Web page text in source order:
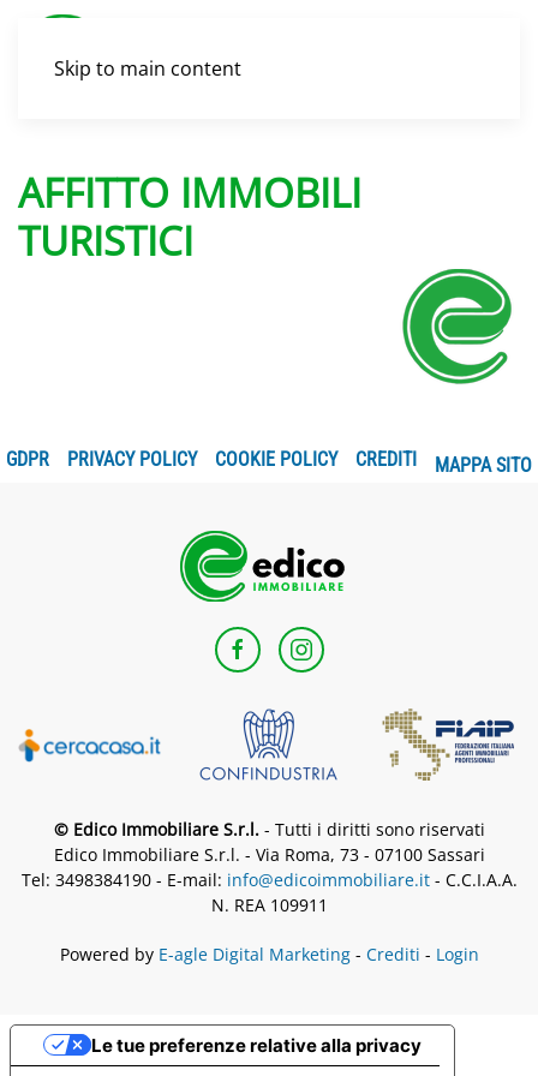
Skip to main content
AFFITTO IMMOBILI
TURISTICI
GDPR PRIVACY POLICY COOKIE POLICY CREDITI MAPPA SITO
© Edico Immobiliare S.r.l.- Tutti i diritti sono riservati
Edico Immobiliare S.r.l. - Via Roma, 73 - 07100 Sassari
Tel: 3498384190 - E-mail: info@edicoimmobiliare.it- C.C.I.A.A.
N. REA 109911
Powered by E-agle Digital Marketing- Crediti - Login
Le tue preferenze relative alla privacy